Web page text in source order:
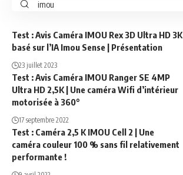
Search
Test : Avis Caméra IMOU Rex 3D Ultra HD 3K
basé sur l’IA Imou Sense | Présentation
23 juillet 2023
Test : Avis Caméra IMOU Ranger SE 4MP
Ultra HD 2,5K | Une caméra Wifi d’intérieur
motorisée à 360°
17 septembre 2022
Test : Caméra 2,5 K IMOU Cell 2 | Une
caméra couleur 100 % sans fil relativement
performante !